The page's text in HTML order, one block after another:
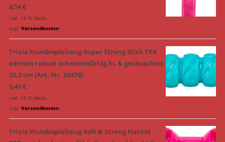
8,54€
inkl. 19 % MwSt.
zzgl. Versandkosten
Trixie Hundespielzeug Super Strong Stick TPR
extrem robust schwimmfähig XL & geräuschlos
22,2 cm (Art.-Nr. 33470)
9,49€
inkl. 19 % MwSt.
zzgl. Versandkosten
Trixie Hundespielzeug Soft & Strong Hantel